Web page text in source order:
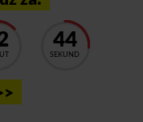
39
SEKUND